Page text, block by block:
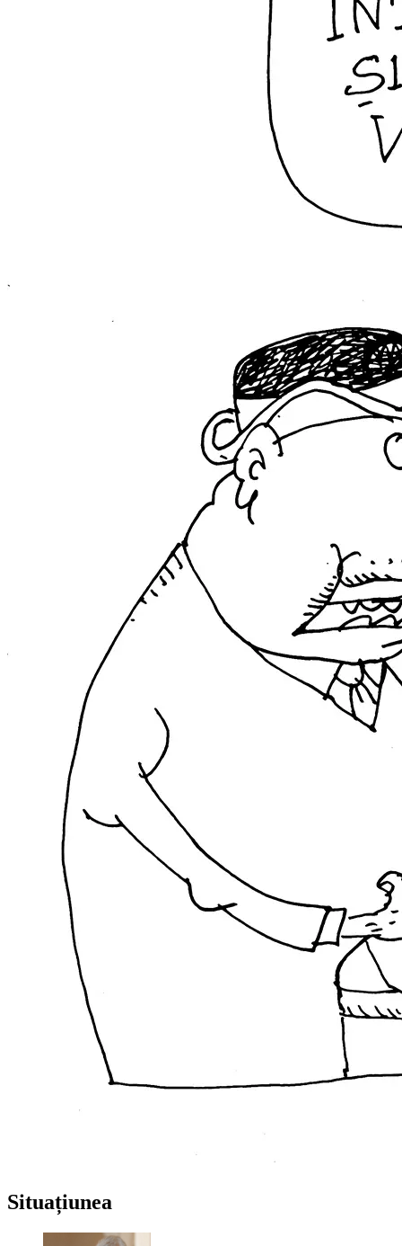
Situațiunea